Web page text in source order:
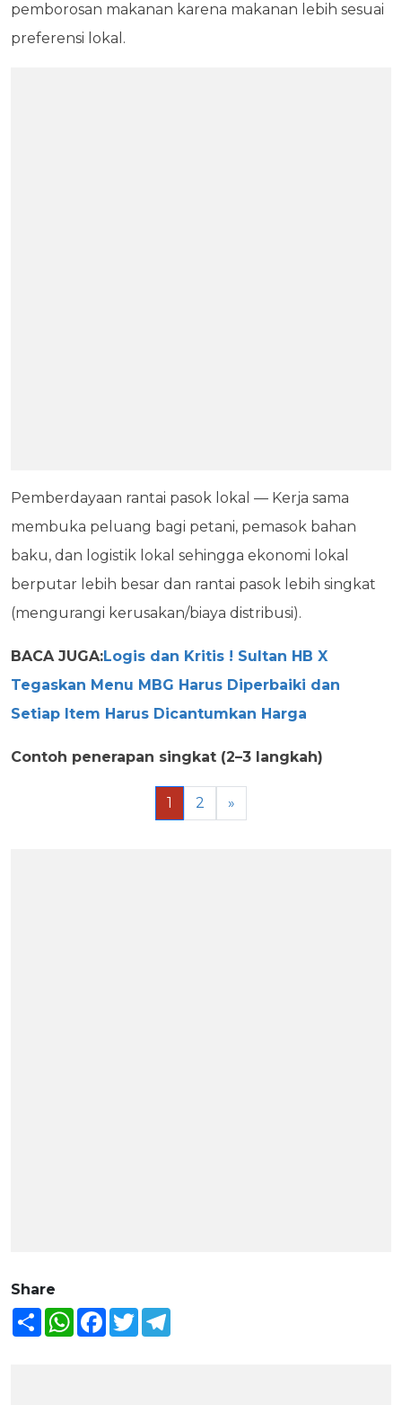
pemborosan makanan karena makanan lebih sesuai
preferensi lokal.
Pemberdayaan rantai pasok lokal — Kerja sama
membuka peluang bagi petani, pemasok bahan
baku, dan logistik lokal sehingga ekonomi lokal
berputar lebih besar dan rantai pasok lebih singkat
(mengurangi kerusakan/biaya distribusi).
BACA JUGA:Logis dan Kritis ! Sultan HB X
Tegaskan Menu MBG Harus Diperbaiki dan
Setiap Item Harus Dicantumkan Harga
Contoh penerapan singkat (2–3 langkah)
1 2 »
Share
Share WhatsAppFacebook
Twitter